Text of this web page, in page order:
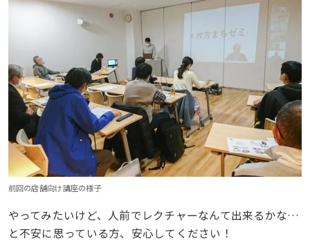
前回の店舗向け講座の様子
やってみたいけど、人前でレクチャーなんて出来るかな…
と不安に思っている方、安心してください！